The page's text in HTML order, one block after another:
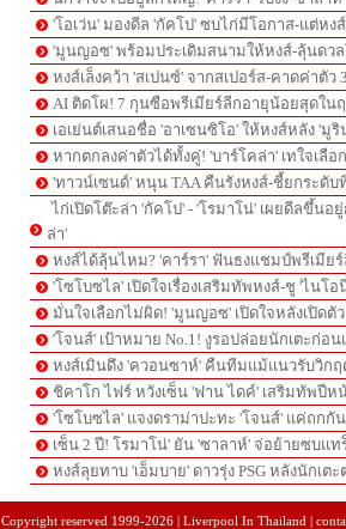
'โอเว่น' มองดีล 'กัคโป' ซบไก่มีโอกาส-แต่ห
'มูนญอซ' พร้อมประเดิมสนามให้หงส์-ลุ้นดว
หงส์เล็งคว้า 'สเปนซ์' จากสเปอร์ส-คาดค่าตัว
AI ติดโผ! 7 กุนซือพรีเมียร์ลีกอายุน้อยสุดใน
เอเย่นต์เสนอชื่อ 'อาเซนซิโอ' ให้หงส์หลัง 'มู
หากตกลงค่าตัวได้ทั้งคู่! 'บาร์โคล่า' เทใจเลือ
'ทาวน์เซนด์' หนุน TAA คืนรังหงส์-ชี้ยกระดั
ไก่เปิดโต๊ะล่า 'กัคโป' - 'โรมาโน่' เผยดีลขึ้นอ
ล่า'
หงส์ได้ลุ้นไหม? 'คาร์รา' ฟันธงแชมป์พรีเมีย
'โซโบซไล' เปิดใจเรื่องเสริมทัพหงส์-ชู 'ไนโ
มั่นใจเลือกไม่ผิด! 'มูนญอซ' เปิดใจหลังเปิดตั
'โจนส์' เป้าหมาย No.1! งูรอปล่อยนักเตะก่อ
หงส์เมินดึง 'ควอนซาห์' คืนทีมแม้แนวรับวิก
ชิคาโก ไฟร์ หวังเซ็น 'ฟาน ไดค์' เสริมทัพปีห
'โซโบซไล' แจงดราม่าปะทะ 'โจนส์' แค่ถกกั
เซ็น 2 ปี! โรมาโน่' ยัน 'ซาลาห์' จ่อย้ายซบแ
หงส์ลุยทาบ 'เอ็มบาย' ดาวรุ่ง PSG หลังนักเต
Copyright reserved 1999-2026 | Liverpool In Thailand |